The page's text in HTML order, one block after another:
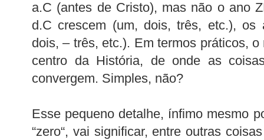
a.C (antes de Cristo), mas não o ano
d.C crescem (um, dois, três, etc.), os
dois, – três, etc.). Em termos práticos,
centro da História, de onde as
convergem. Simples, não?
Esse pequeno detalhe, ínfimo mesmo
“zero“, vai significar, entre outras